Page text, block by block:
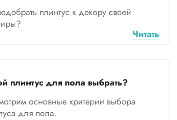
плинтус к декору своей
Читать
плинтус для пола выбрать?
основные критерии выбора
для пола.